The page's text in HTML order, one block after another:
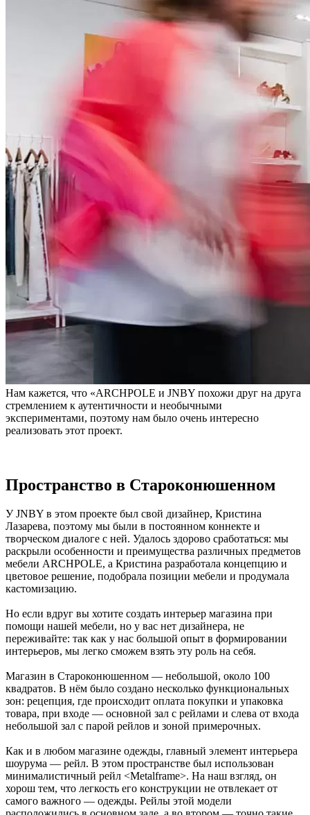
Нам кажется, что «ARCHPOLE и JNBY похожи друг на друга
стремлением к аутентичности и необычными
экспериментами, поэтому нам было очень интересно
реализовать этот проект.
Пространство в Староконюшенном
У JNBY в этом проекте был свой дизайнер, Кристина
Лазарева, поэтому мы были в постоянном коннекте и
творческом диалоге с ней. Удалось здорово сработаться: мы
раскрыли особенности и преимущества различных предметов
мебели ARCHPOLE, а Кристина разработала концепцию и
цветовое решение, подобрала позиции мебели и продумала
кастомизацию.
Но если вдруг вы хотите создать интерьер магазина при
помощи нашей мебели, но у вас нет дизайнера, не
переживайте: так как у нас большой опыт в формировании
интерьеров, мы легко сможем взять эту роль на себя.
Магазин в Староконюшенном — небольшой, около 100
квадратов. В нём было создано несколько функциональных
зон: рецепция, где происходит оплата покупки и упаковка
товара, при входе — основной зал с рейлами и слева от входа
небольшой зал с парой рейлов и зоной примерочных.
Как и в любом магазине одежды, главный элемент интерьера
шоурума — рейл. В этом пространстве был использован
минималистичный рейл <Metalframe>. На наш взгляд, он
хорош тем, что легкость его конструкции не отвлекает от
самого важного — одежды. Рейлы этой модели